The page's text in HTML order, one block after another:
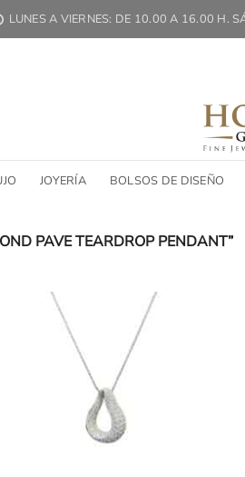
LUNES A VIERNES: DE 10.00 A 16.00 H.
JOYERÍA BOLSOS DE DISEÑO
PAVE TEARDROP PENDANT”